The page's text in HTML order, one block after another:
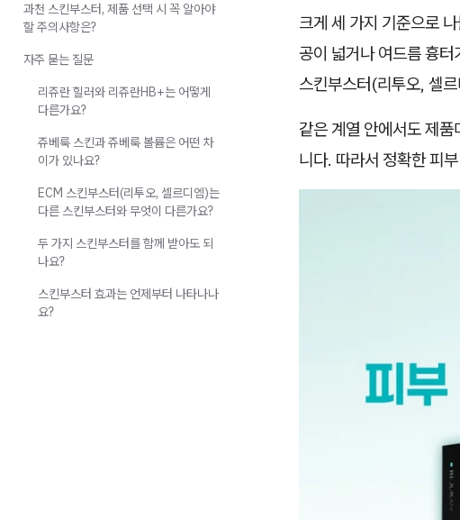
크게 세 가지 기준으로
공이 넓거나 여드름 흉
스킨부스터(리투오, 셀
같은 계열 안에서도 제
니다. 따라서 정확한 피
과천 스킨부스터, 제품 선택 시 꼭 알아야
할 주의사항은?
자주 묻는 질문
리쥬란 힐러와 리쥬란HB+는 어떻게
다른가요?
쥬베룩 스킨과 쥬베룩 볼륨은 어떤 차
이가 있나요?
ECM 스킨부스터(리투오, 셀르디엠)는
다른 스킨부스터와 무엇이 다른가요?
두 가지 스킨부스터를 함께 받아도 되
나요?
스킨부스터 효과는 언제부터 나타나나
요?